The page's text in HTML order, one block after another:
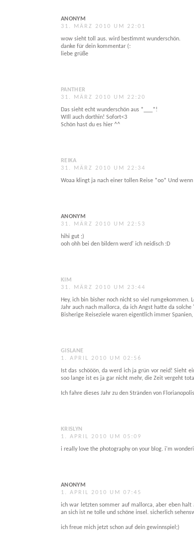
ANONYM
31. MÄRZ 2010 UM 22:01
wow sieht toll aus. wird bestimmt wunderschön.
danke für dein kommentar (:
liebe grüße
PANTHER
31. MÄRZ 2010 UM 22:20
Das sieht echt wunderschön aus *___*!
WIll auch dorthin! Sofort<3
Schön hast du es hier ^^
REIKA
31. MÄRZ 2010 UM 22:34
Woaa klingt ja nach einer tollen Reise *oo* Und
ANONYM
31. MÄRZ 2010 UM 22:53
hihi gut ;)
ooh ohh bei den bildern werd' ich neidisch :D
KIM
31. MÄRZ 2010 UM 23:44
Hey, ich bin bisher noch nicht so viel
Jahr auch nach mallorca, da ich Angst hatte da
Bisherige Reiseziele waren eigentlich immer
GISLANE
1. APRIL 2010 UM 02:56
Ist das schööön, da werd ich ja grün vor neid! Sieht
soo lange ist es ja gar nicht mehr, die Zeit vergeht
Ich fahre dieses Jahr zu den Stränden von
KRISLYN
1. APRIL 2010 UM 05:09
i really love the photography on your blog. i'm
ANONYM
1. APRIL 2010 UM 07:45
ich war letzten sommer auf mallorca, aber eben halt
an sich ist ne tolle und schöne insel. sicherlich
ich freue mich jetzt schon auf dein gewinnspiel;)